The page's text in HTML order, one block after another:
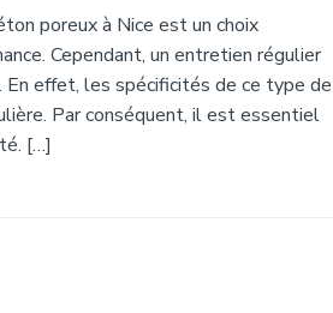
poreux à Nice est un choix
Cependant, un entretien régulier
effet, les spécificités de ce type de
Par conséquent, il est essentiel
[…]